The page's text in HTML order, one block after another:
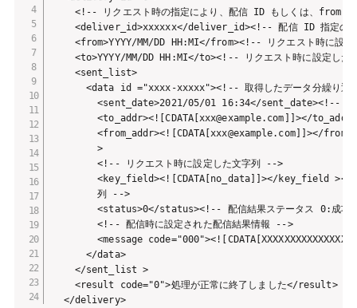
<!-- リクエスト時の指定により、配信 ID もしくは、from-
<deliver_id>xxxxxx</deliver_id><!-- 配信 ID 指定の場
<from>YYYY/MM/DD HH:MI</from><!-- リクエスト時に設定
<to>YYYY/MM/DD HH:MI</to><!-- リクエスト時に設定した
    <sent_list>
<data id ="xxxx-xxxxx"><!-- 取得したデータ分繰り返
<sent_date>2021/05/01 16:34</sent_date><!-- 送
<to_addr><![CDATA[xxx@example.com]]></
<from_addr><![CDATA[xxx@example.com]]></
        >
        <!-- リクエスト時に設定した文字列 -->
<key_field><![CDATA[no_data]]></key_field ><!--
        列 -->
<status>0</status><!-- 配信結果ステータス 0:成功
        <!-- 配信時に設定された配信結果情報 -->
<message
      </data>
    </sent_list >
    <result code="0">処理が正常に終了しました</result>
  </delivery>